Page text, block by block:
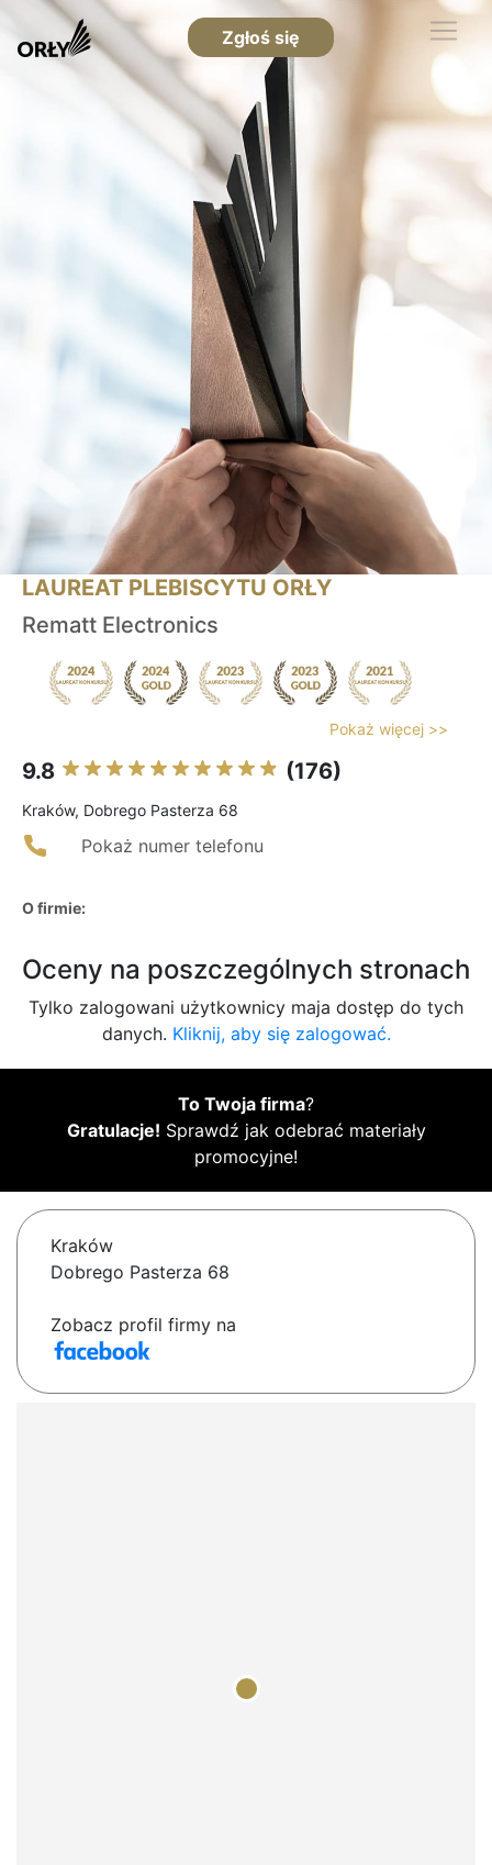
Zgłoś się
LAUREAT PLEBISCYTU ORŁY
Rematt Electronics
Pokaż więcej >>
9.8 (176)
Kraków, Dobrego Pasterza 68
Pokaż numer telefonu
O firmie:
Oceny na poszczególnych stronach
Tylko zalogowani użytkownicy maja dostęp do tych
danych. Kliknij, aby się zalogować.
To Twoja firma?
Gratulacje! Sprawdź jak odebrać materiały
promocyjne!
Kraków
Dobrego Pasterza 68
Zobacz profil firmy na